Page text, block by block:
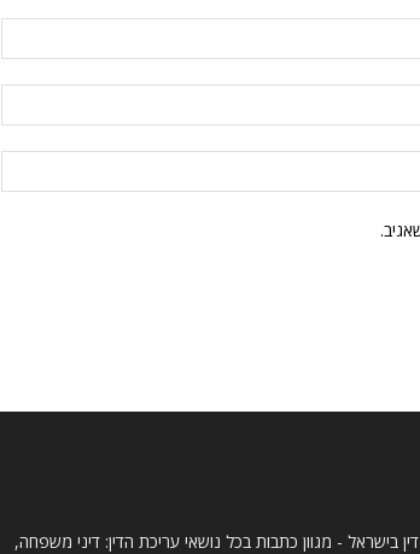
בישראל - מגוון כתבות בכל נושאי עריכת הדין: דיני משפחה,